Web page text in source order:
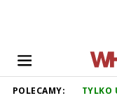
POLECAMY: TYLKO